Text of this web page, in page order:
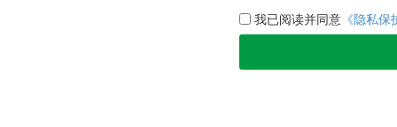
我已阅读并同意 《隐私保